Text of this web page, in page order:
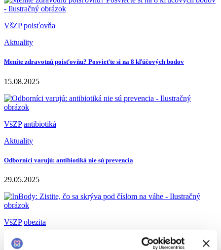
VšZP poisťovňa
Aktuality
Meníte zdravotnú poisťovňu? Posvieťte si na 8 kľúčových bodov
15.08.2025
VšZP antibiotiká
Aktuality
Odborníci varujú: antibiotiká nie sú prevencia
29.05.2025
VšZP obezita
Aktuality